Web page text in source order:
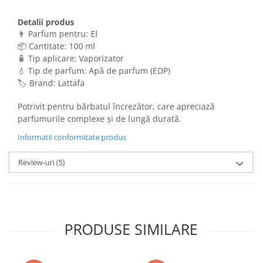
Detalii produs
👨 Parfum pentru: El
📦 Cantitate: 100 ml
🧴 Tip aplicare: Vaporizator
💧 Tip de parfum: Apă de parfum (EDP)
🏷️ Brand: Lattafa
Potrivit pentru bărbatul încrezător, care apreciază
parfumurile complexe și de lungă durată.
Informatii conformitate produs
Review-uri(5)
PRODUSE SIMILARE